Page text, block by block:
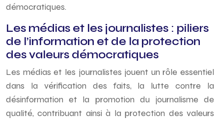
démocratiques.
Les médias et les journalistes : piliers
de l’information et de la protection
des valeurs démocratiques
Les médias et les journalistes jouent un rôle essentiel
dans la vérification des faits, la lutte contre la
désinformation et la promotion du journalisme de
qualité, contribuant ainsi à la protection des valeurs